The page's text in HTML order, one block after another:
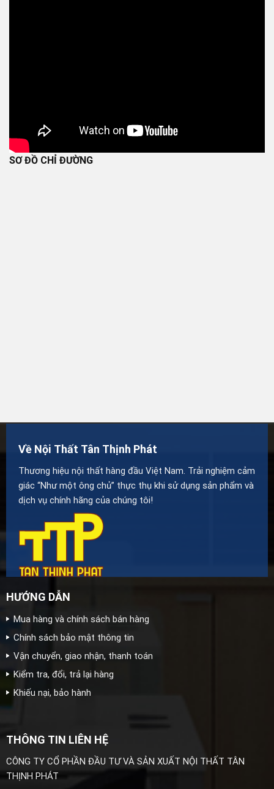
SƠ ĐỒ CHỈ ĐƯỜNG
Về Nội Thất Tân Thịnh Phát
Thương hiệu nội thất hàng đầu Việt Nam. Trải nghiệm cảm
giác “Như một ông chủ” thực thụ khi sử dụng sản phẩm và
dịch vụ chính hãng của chúng tôi!
HƯỚNG DẪN
Mua hàng và chính sách bán hàng
Chính sách bảo mật thông tin
Vận chuyển, giao nhận, thanh toán
Kiểm tra, đổi, trả lại hàng
Khiếu nại, bảo hành
THÔNG TIN LIÊN HỆ
CÔNG TY CỔ PHẦN ĐẦU TƯ VÀ SẢN XUẤT NỘI THẤT TÂN
THỊNH PHÁT